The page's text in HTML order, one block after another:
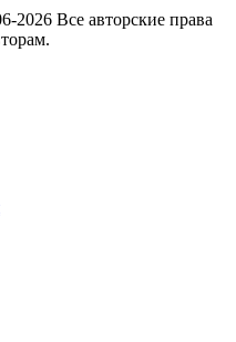
Все авторские права